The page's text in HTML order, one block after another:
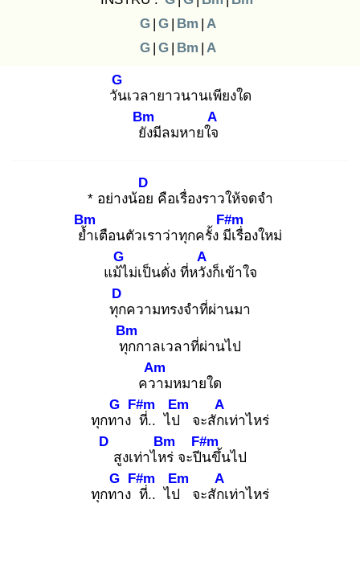
G | G | Bm | A
G | G | Bm | A
วัน
G
เวลายาวนานเพียงใด
ยัง
Bm
มีลมหายใจ
A
* อย่างน้อย
D
คือเรื่องราวให้จดจำ
ย้ำ
Bm
เตือนตัวเราว่าทุกครั้ง มีเ
F#m
รื่องใหม่
แม้ไ
G
ม่เป็นดั่ง ที่หวัง
A
ก็เข้าใจ
ทุก
D
ความทรงจำที่ผ่านมา
ทุก
Bm
กาลเวลาที่ผ่านไป
ควา
Am
มหมายใด
ทุกทา
G
ง ที่
F#m
.. ไป
Em
จะสักเ
A
ท่าไหร่
D
สูงเท่าไหร่
Bm
จะปีน
F#m
ขึ้นไป
ทุกทา
G
ง ที่
F#m
.. ไป
Em
จะสักเ
A
ท่าไหร่